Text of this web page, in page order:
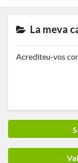
La meva
Acrediteu-vos